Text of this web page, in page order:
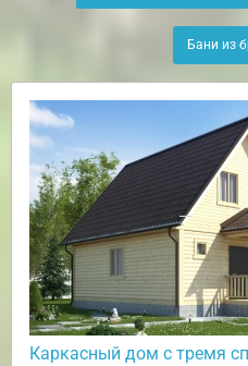
Бани из
Каркасный дом с тремя